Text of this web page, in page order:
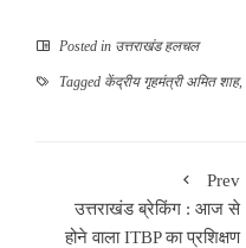
Posted in उत्तराखंड हलचल
Tagged केंद्रीय गृहमंत्री अमित शाह,
Prev
उत्तराखंड ब्रेकिंग : आज से
होने वाला ITBP का प्रशिक्षण